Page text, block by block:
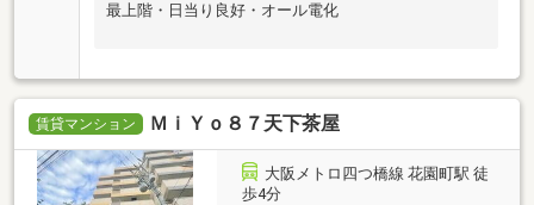
最上階・日当り良好・オール電化
賃貸マンション ＭｉＹｏ８７天下茶屋
大阪メトロ四つ橋線 花園町駅 徒
歩4分